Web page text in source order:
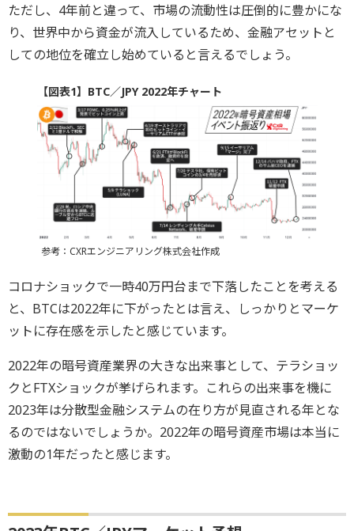
ただし、4年前と違って、市場の流動性は圧倒的に豊かにな
り、世界中から資金が流入しているため、金融アセットと
しての地位を確立し始めていると言えるでしょう。
【図表1】BTC／JPY 2022年チャート
参考：CXRエンジニアリング株式会社作成
コロナショックで一時40万円台まで下落したことを考える
と、BTCは2022年に下がったとは言え、しっかりとマーケ
ットに存在感を示したと感じています。
2022年の暗号資産業界の大きな出来事として、テラショッ
クとFTXショックが挙げられます。これらの出来事を機に
2023年は分散型金融システムの在り方が見直される年とな
るのではないでしょうか。2022年の暗号資産市場は本当に
激動の1年だったと感じます。